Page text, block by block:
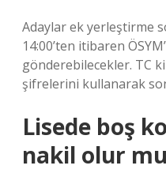
Adaylar ek yerleştirme
14:00’ten itibaren
gönderebilecekler. TC
şifrelerini kullanarak
Lisede boş
nakil olur